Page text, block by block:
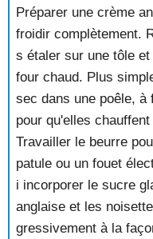
CHRISTMAS
CIGARES AUX
CLAFOUTIS
CLAFOUTIS A
CLAFOUTIS AU
CLAFOUTIS AU
CLAFOUTIS AUX
CLAFOUTIS AUX
CLAFOUTIS AUX
CLAFOUTIS AUX
CLAFOUTIS AUX
CLEMENTINES A LA
Préparer une crème
froidir complètement.
s étaler sur une tôle
four chaud. Plus
sec dans une poêle, à
pour qu'elles
Travailler le beurre
patule ou un fouet
i incorporer le sucre
anglaise et les
gressivement à la